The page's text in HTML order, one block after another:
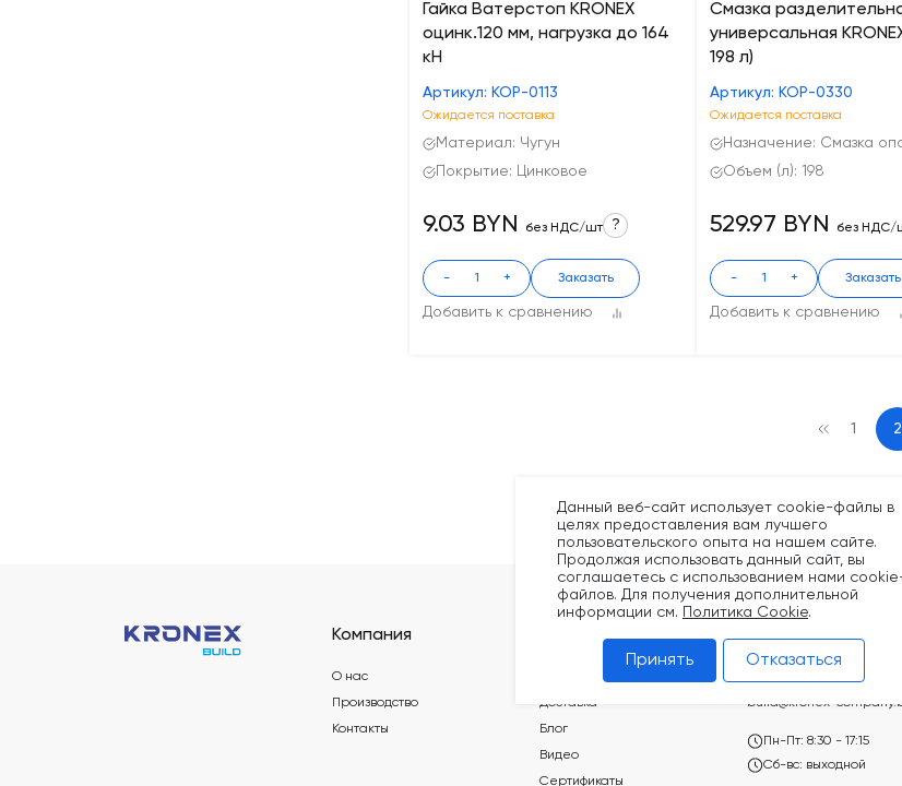
Гайка Ватерстоп KRONEX
оцинк.120 мм, нагрузка до 164
кН
Артикул: КОР-0113
Ожидается поставка
Материал: Чугун
Покрытие: Цинковое
Добавить к сравнению
9.03 BYN без НДС/шт ?
- + Заказать
Смазка
универсальная
198 л)
Артикул: КОР-0330
Ожидается поставка
Назначение: Смазка
Объем (л): 198
Добавить к сравнению
529.97 BYN без НДС/
- + Заказать
1 2
Компания
О нас
Производство
Контакты
Покупателям
Доставка
Блог
Видео
Сертификаты
Контакты
+375 (44) 749-20-73
build@kronex-
Пн-Пт: 8:30 - 17:15
Сб-вс: выходной
Данный веб-сайт использует cookie-файлы в
целях предоставления вам лучшего
пользовательского опыта на нашем сайте.
Продолжая использовать данный сайт, вы
соглашаетесь с использованием нами
файлов. Для получения дополнительной
информации см.
Политика Cookie.
Принять Отказаться